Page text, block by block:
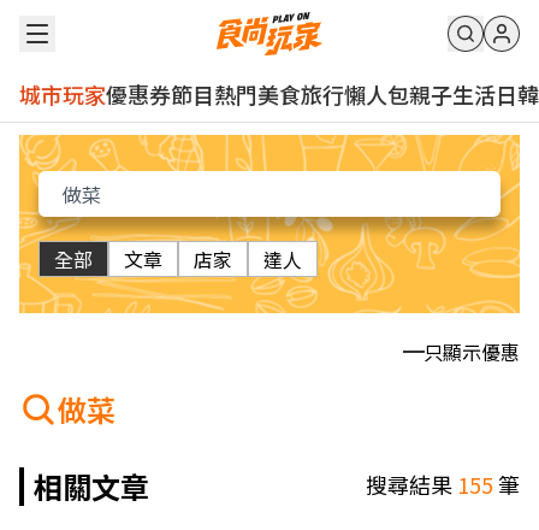
城市玩家優惠券節目熱門美食旅行懶人包親子生活日韓
全部 文章 店家 達人
只顯示優惠
做菜
相關文章
搜尋結果 155筆